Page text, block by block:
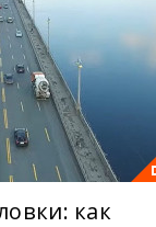
как